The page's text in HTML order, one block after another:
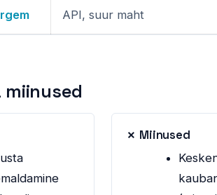
API, suur maht
miinused
✗ Miinused